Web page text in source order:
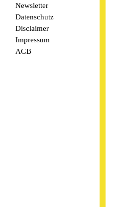
Newsletter
Datenschutz
Disclaimer
Impressum
AGB